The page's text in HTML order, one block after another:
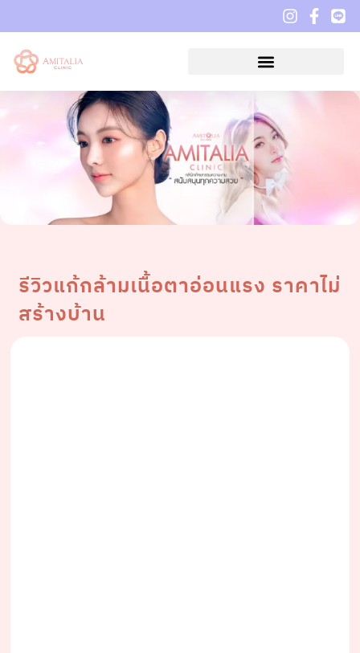
รีวิวแก้กล้ามเนื้อตาอ่อนแรง ราคาไม่
สร้างบ้าน